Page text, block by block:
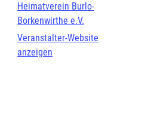
Heimatverein Burlo-
Borkenwirthe e.V.
Veranstalter-Website
anzeigen